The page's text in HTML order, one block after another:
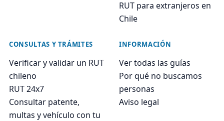
RUT para extranjeros en
Chile
CONSULTAS Y TRÁMITES
Verificar y validar un RUT
chileno
RUT 24x7
Consultar patente,
multas y vehículo con tu
INFORMACIÓN
Ver todas las guías
Por qué no buscamos
personas
Aviso legal